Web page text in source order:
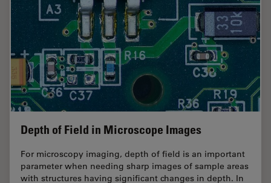
Depth of Field in Microscope Images
For microscopy imaging, depth of field is an important
parameter when needing sharp images of sample areas
with structures having significant changes in depth. In